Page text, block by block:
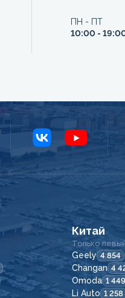
ПН - ПТ
10:00 -
Китай
Только
Geely 4 854
Changan 4
Omoda 1 449
Li Auto 1 258